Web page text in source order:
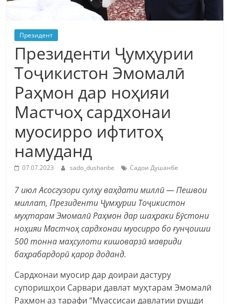
Президент
Президенти Ҷумҳурии
Тоҷикистон Эмомалӣ
Раҳмон дар ноҳияи
Мастчоҳ сардхонаи
муосирро ифтитоҳ
намуданд
07.07.2023 sado_dushanbe Садои Душанбе
7 июл Асосгузори сулҳу ваҳдати миллӣ — Пешвои
миллат, Президенти Ҷумҳурии Тоҷикистон
муҳтарам Эмомалӣ Раҳмон дар шаҳраки Бӯстони
ноҳияи Мастчоҳ сардхонаи муосирро бо ғунҷоиши
500 тонна маҳсулоти кишоварзӣ мавриди
баҳрабардорӣ қарор доданд.
Сардхонаи муосир дар доираи дастуру
супоришҳои Сарвари давлат муҳтарам Эмомалӣ
Раҳмон аз тарафи “Муассисаи давлатии рушди